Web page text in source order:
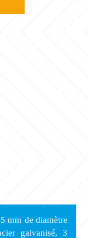
mm de diamètre
galvanisé, 3